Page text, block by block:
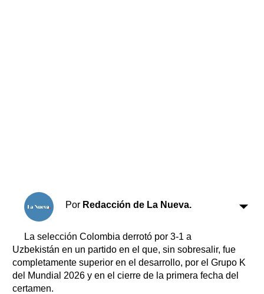
Por Redacción de La Nueva.
La selección Colombia derrotó por 3-1 a
Uzbekistán en un partido en el que, sin sobresalir, fue
completamente superior en el desarrollo, por el Grupo K
del Mundial 2026 y en el cierre de la primera fecha del
certamen.